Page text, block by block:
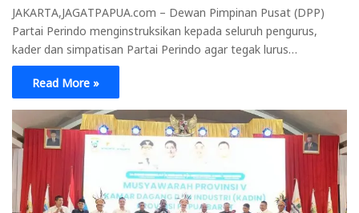
JAKARTA,JAGATPAPUA.com – Dewan Pimpinan Pusat (DPP)
Partai Perindo menginstruksikan kepada seluruh pengurus,
kader dan simpatisan Partai Perindo agar tegak lurus…
Read More »